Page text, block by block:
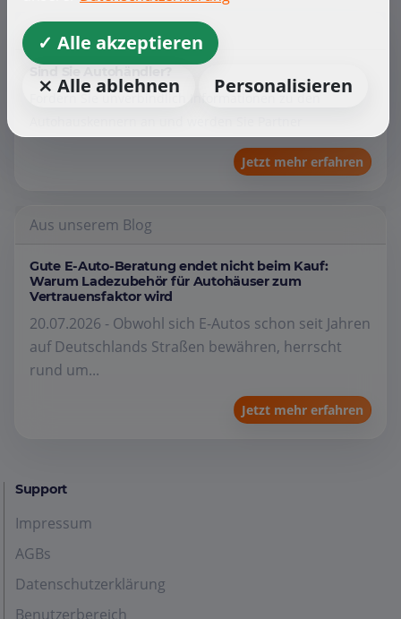
Händler
Fordern Sie unverbindlich Informationen zu den
Jetzt mehr erfahren
Aus unserem Blog
Gute E-Auto-Beratung endet nicht beim Kauf:
Warum Ladezubehör für Autohäuser zum
Vertrauensfaktor wird
20.07.2026 - Obwohl sich E-Autos schon seit Jahren
auf Deutschlands Straßen bewähren, herrscht
rund um...
Jetzt mehr erfahren
Support
Impressum
AGBs
Datenschutzerklärung
Benutzerbereich
✓ Alle akzeptieren
⨯ Alle ablehnen
Personalisieren